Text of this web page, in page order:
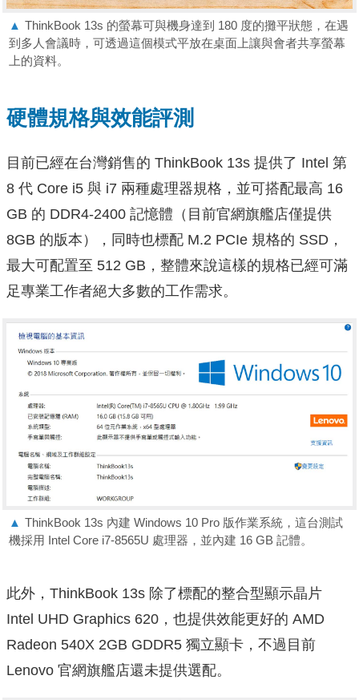
▲ ThinkBook 13s 的螢幕可與機身達到 180 度的攤平狀態，在遇
到多人會議時，可透過這個模式平放在桌面上讓與會者共享螢幕
上的資料。
硬體規格與效能評測
目前已經在台灣銷售的 ThinkBook 13s 提供了 Intel 第
8 代 Core i5 與 i7 兩種處理器規格，並可搭配最高 16
GB 的 DDR4-2400 記憶體（目前官網旗艦店僅提供
8GB 的版本），同時也標配 M.2 PCIe 規格的 SSD，
最大可配置至 512 GB，整體來說這樣的規格已經可滿
足專業工作者絕大多數的工作需求。
▲ ThinkBook 13s 內建 Windows 10 Pro 版作業系統，這台測試
機採用 Intel Core i7-8565U 處理器，並內建 16 GB 記體。
此外，ThinkBook 13s 除了標配的整合型顯示晶片
Intel UHD Graphics 620，也提供效能更好的 AMD
Radeon 540X 2GB GDDR5 獨立顯卡，不過目前
Lenovo 官網旗艦店還未提供選配。